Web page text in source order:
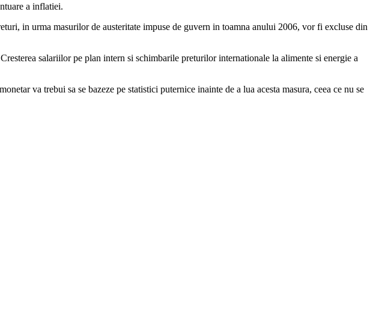
a inflatiei.
in urma masurilor de austeritate impuse de guvern in toamna anului 2006, vor fi excluse din
salariilor pe plan intern si schimbarile preturilor internationale la alimente si energie a
va trebui sa se bazeze pe statistici puternice inainte de a lua acesta masura, ceea ce nu se